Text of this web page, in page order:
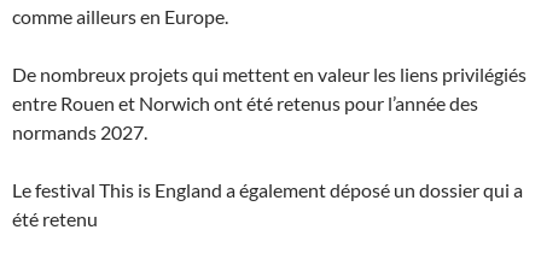
comme ailleurs en Europe.
De nombreux projets qui mettent en valeur les liens privilégiés
entre Rouen et Norwich ont été retenus pour l’année des
normands 2027.
Le festival This is England a également déposé un dossier qui a
été retenu